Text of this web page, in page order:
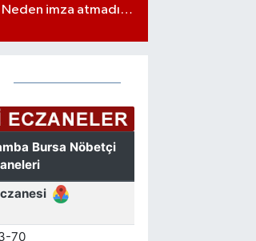
Neden imza atmadığı